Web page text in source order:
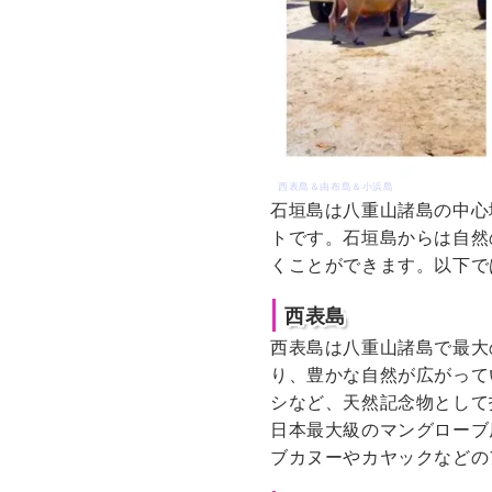
西表島＆由布島＆小浜島
石垣島は八重山諸島の中
トです。石垣島からは自
くことができます。以下
西表島
西表島は八重山諸島で最
り、豊かな自然が広がっ
シなど、天然記念物とし
日本最大級のマングロー
ブカヌーやカヤックなど